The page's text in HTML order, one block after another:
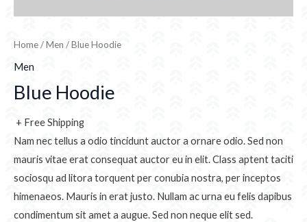
Home/Men / Blue Hoodie
Men
Blue Hoodie
+ Free Shipping
Nam nec tellus a odio tincidunt auctor a ornare odio. Sed non
mauris vitae erat consequat auctor eu in elit. Class aptent taciti
sociosqu ad litora torquent per conubia nostra, per inceptos
himenaeos. Mauris in erat justo. Nullam ac urna eu felis dapibus
condimentum sit amet a augue. Sed non neque elit sed.